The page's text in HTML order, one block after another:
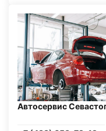
Автосервис